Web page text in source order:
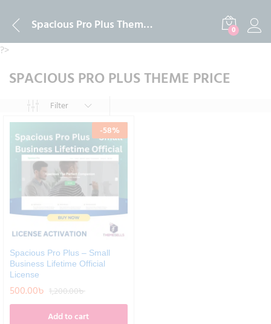
Spacious Pro Plus Theme Price 0
?>
SPACIOUS PRO PLUS THEME PRICE
Filter
-58%
Spacious Pro Plus – Small
Business Lifetime Official
License
500.00৳ 1,200.00৳
Add to cart